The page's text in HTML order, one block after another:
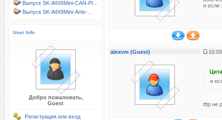
Выпуск SK-iMX8Mini-CAN-Pl…
Выпуск SK-iMX8Mini-Artix-…
User Info
Добро пожаловать,
Guest
Регистрация или вход
и если
alexvm (Guest)
и
tftp не